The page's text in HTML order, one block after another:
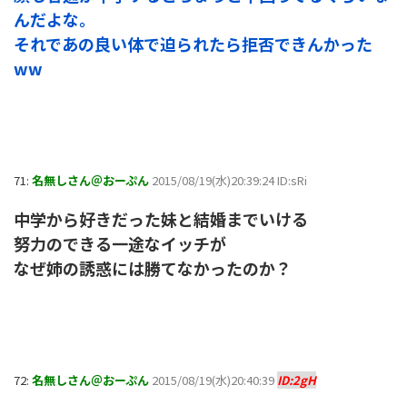
んだよな。
それであの良い体で迫られたら拒否できんかった
ww
71: 名無しさん＠おーぷん 2015/08/19(水)20:39:24 ID:sRi
中学から好きだった妹と結婚までいける
努力のできる一途なイッチが
なぜ姉の誘惑には勝てなかったのか？
72: 名無しさん＠おーぷん 2015/08/19(水)20:40:39 ID:2gH